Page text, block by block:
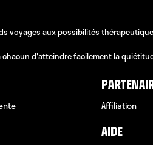
voyages aux possibilités
d'atteindre facilement la
Affiliation
AIDE